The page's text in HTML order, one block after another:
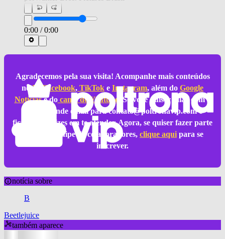
0:00 /0:00
Agradecemos pela sua visita! Acompanhe mais conteúdos
noX Facebook, TikTok e Instagram, além do Google
Notíciase docanal do Youtube
. Se você quiser falar com a
gente, mande email paracontato@poltronavip.come
ficaremos felizes em te atender. Agora, se quiser fazer parte
da nossa equipe de colaboradores, clique aqui para se
inscrever.
notícia sobre
B
Beetlejuice
também aparece